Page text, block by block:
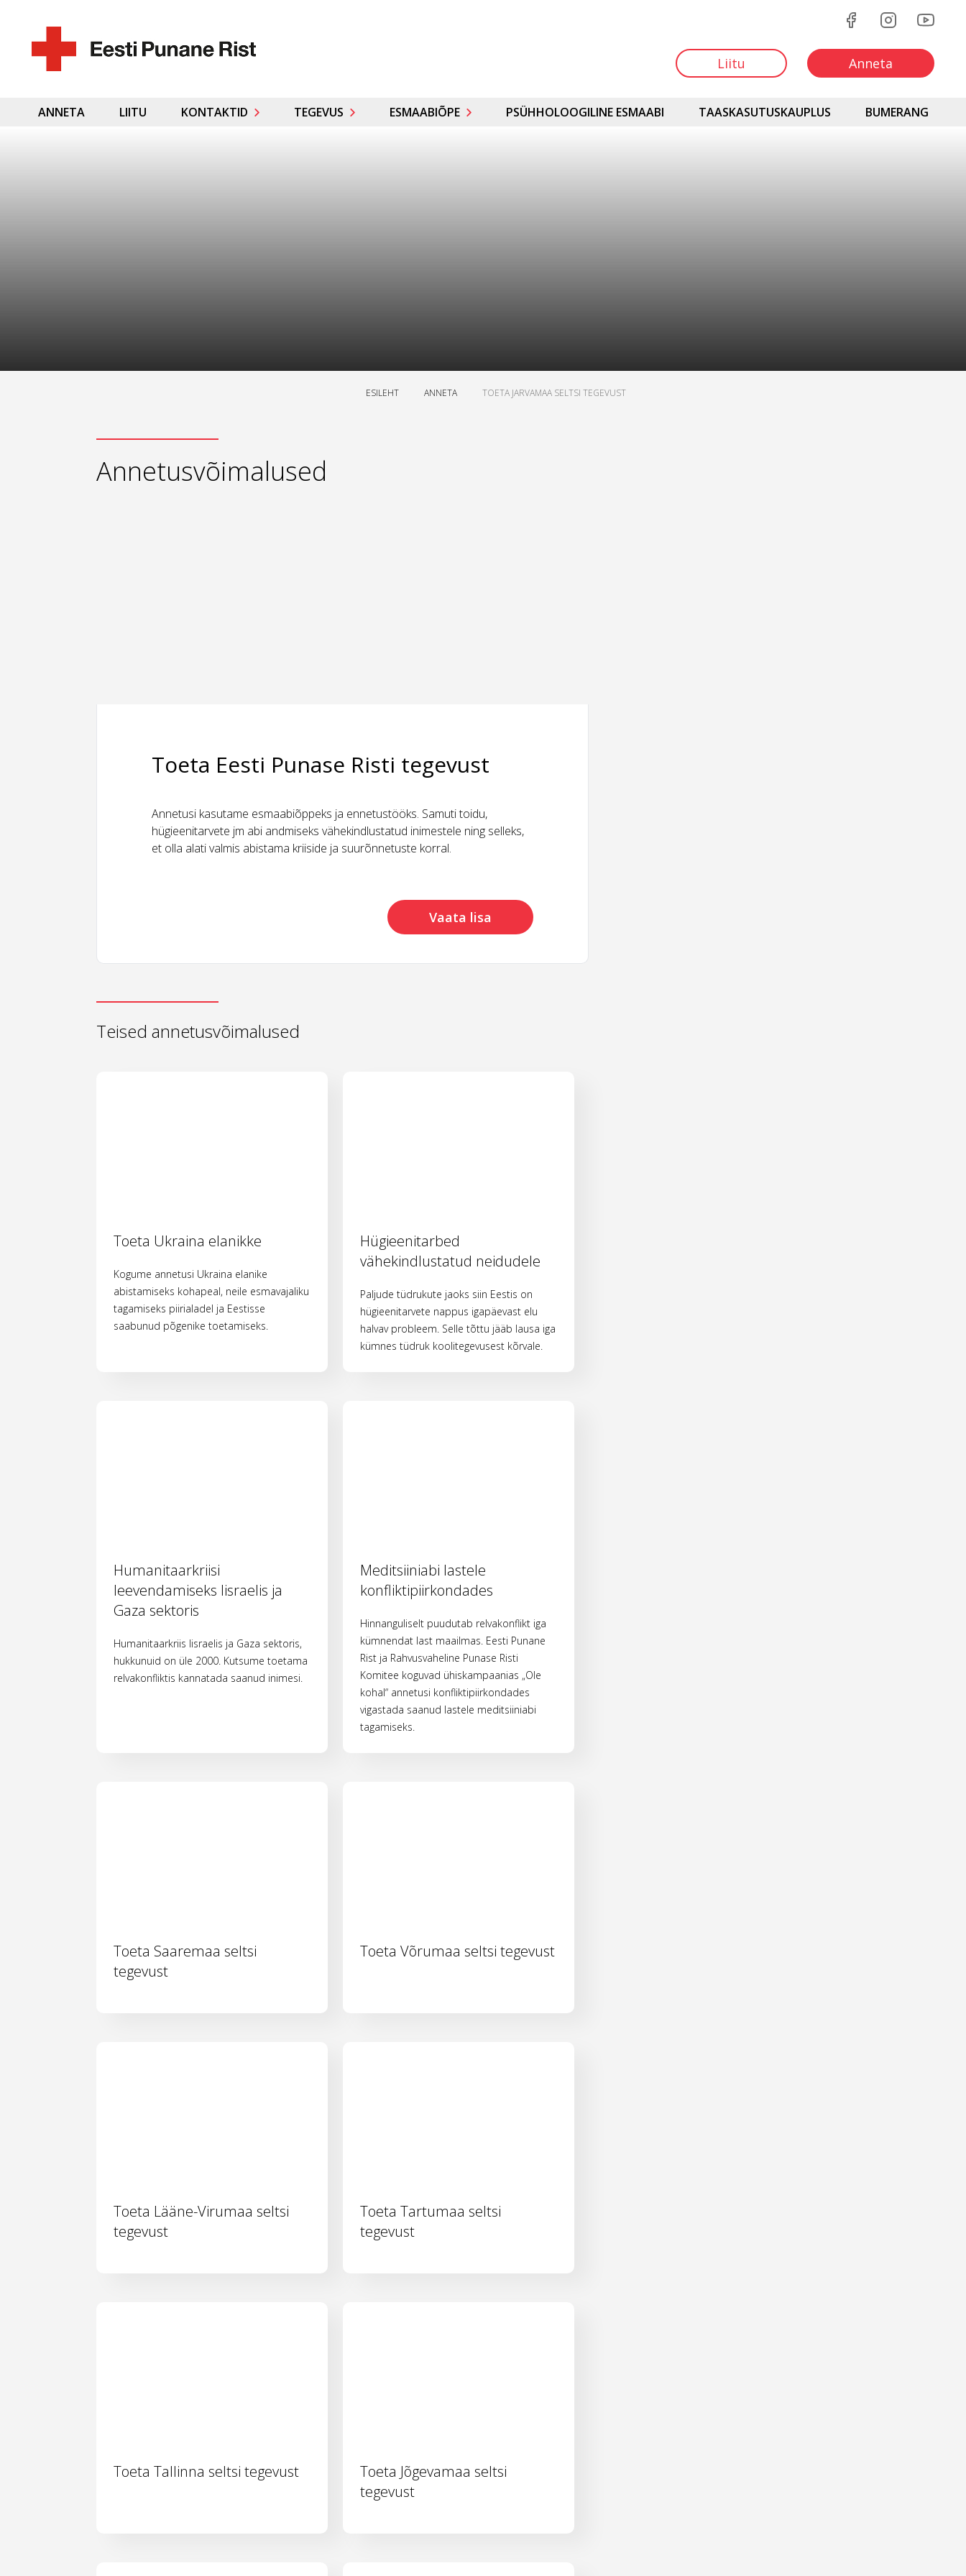
Liitu Anneta
ANNETA LIITU KONTAKTID TEGEVUS ESMAABIÕPE PSÜHHOLOOGILINE ESMAABI TAASKASUTUSKAUPLUS BUMERANG
ESILEHT ANNETA TOETA JARVAMAA SELTSI TEGEVUST
Annetusvõimalused
Toeta Eesti Punase Risti tegevust
Annetusi kasutame esmaabiõppeks ja ennetustööks. Samuti toidu,
hügieenitarvete jm abi andmiseks vähekindlustatud inimestele ning selleks,
et olla alati valmis abistama kriiside ja suurõnnetuste korral.
Vaata lisa
Teised annetusvõimalused
Toeta Ukraina elanikke
Kogume annetusi Ukraina elanike
abistamiseks kohapeal, neile esmavajaliku
tagamiseks piirialadel ja Eestisse
saabunud põgenike toetamiseks.
Hügieenitarbed
vähekindlustatud neidudele
Paljude tüdrukute jaoks siin Eestis on
hügieenitarvete nappus igapäevast elu
halvav probleem. Selle tõttu jääb lausa iga
kümnes tüdruk koolitegevusest kõrvale.
Humanitaarkriisi
leevendamiseks Iisraelis ja
Gaza sektoris
Humanitaarkriis Iisraelis ja Gaza sektoris,
hukkunuid on üle 2000. Kutsume toetama
relvakonfliktis kannatada saanud inimesi.
Meditsiiniabi lastele
konfliktipiirkondades
Hinnanguliselt puudutab relvakonflikt iga
kümnendat last maailmas. Eesti Punane
Rist ja Rahvusvaheline Punase Risti
Komitee koguvad ühiskampaanias „Ole
kohal“ annetusi konfliktipiirkondades
vigastada saanud lastele meditsiiniabi
tagamiseks.
Toeta Saaremaa seltsi
tegevust
Toeta Võrumaa seltsi tegevust
Toeta Lääne-Virumaa seltsi
tegevust
Toeta Tartumaa seltsi
tegevust
Toeta Tallinna seltsi tegevust
Toeta Jõgevamaa seltsi
tegevust